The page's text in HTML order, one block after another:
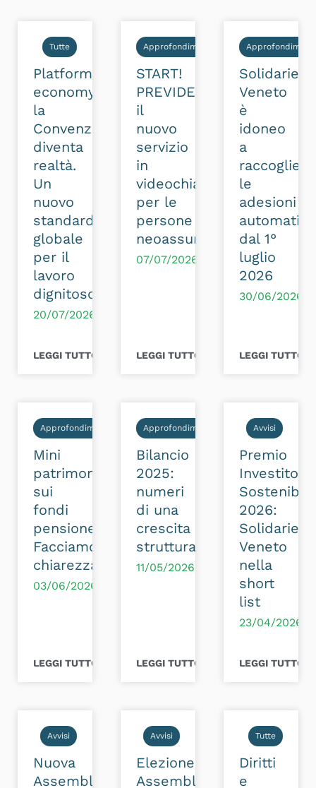
Tutte
Platform
economy:
la
Convenzione
diventa
realtà.
Un
nuovo
standard
globale
per il
lavoro
dignitoso
20/07/2026
LEGGI TUTTO >
Approfondimenti
START!
PREVIDENZA:
il
nuovo
servizio
in
videochiamata
per le
persone
neoassunte
07/07/2026
LEGGI TUTTO >
Approfondimenti
Solidarietà
Veneto
è
idoneo
a
raccogliere
le
adesioni
dal 1°
luglio
2026
30/06/2026
LEGGI TUTTO >
Approfondimenti
Mini
patrimoniale
sui
fondi
pensione?
Facciamo
chiarezza
03/06/2026
LEGGI TUTTO >
Approfondimenti
Bilancio
2025:
numeri
di una
crescita
strutturale
11/05/2026
LEGGI TUTTO >
Avvisi
Premio
Investitori
Sostenibili
2026:
Solidarietà
Veneto
nella
short
list
23/04/2026
LEGGI TUTTO >
Avvisi
Nuova
Assemblea
Avvisi
Elezione
Assemblea
Tutte
Diritti
e